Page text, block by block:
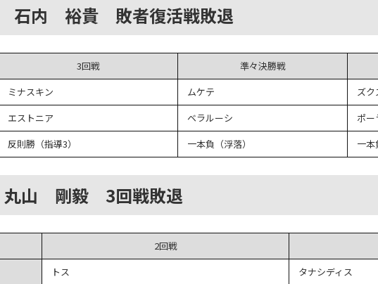
石内 裕貴 敗者復活戦敗退
3回戦
準々決勝戦
ミナスキン ムケテ
ズ
エストニア ベラルーシ
ポ
反則勝（指導3） 一本負（浮落） 一
山 剛毅 3回戦敗退
2回戦
トス タナシディス